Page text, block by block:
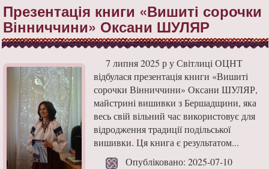
Презентація книги «Вишиті сорочки
Вінниччини» Оксани ШУЛЯР
7 липня 2025 р у Світлиці ОЦНТ
відбулася презентація книги «Вишиті
сорочки Вінниччини» Оксани ШУЛЯР,
майстрині вишивки з Бершадщини, яка
весь свій вільний час використовує для
відродження традиції подільської
вишивки. Ця книга є результатом...
Опубліковано: 2025-07-10